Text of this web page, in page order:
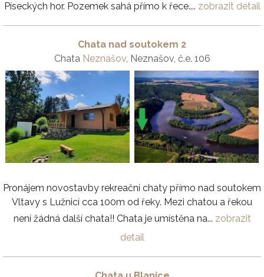
Píseckých hor. Pozemek sahá přímo k řece.... zobrazit detail
Chata nad soutokem 2
Chata Neznašov, Neznašov, č.e. 106
Pronájem novostavby rekreační chaty přímo nad soutokem
Vltavy s Lužnicí cca 100m od řeky. Mezi chatou a řekou
není žádná další chata!! Chata je umístěna na... zobrazit
detail